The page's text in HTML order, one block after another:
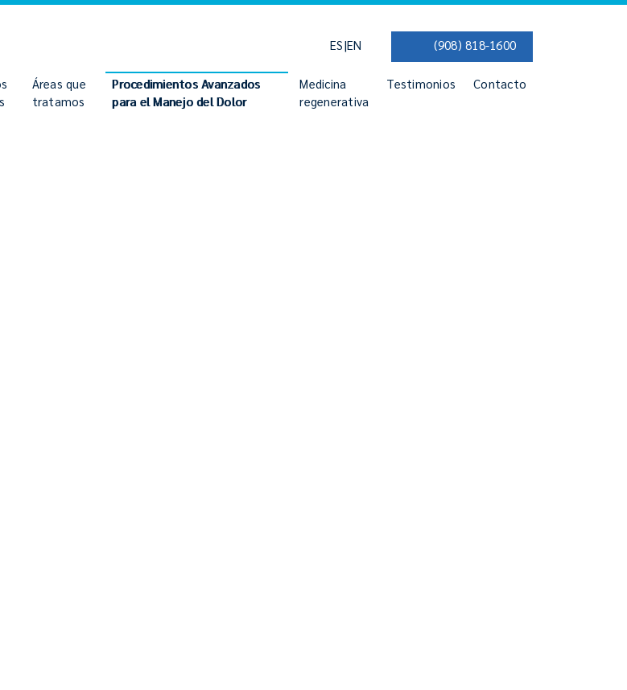
Áreas que
tratamos
Procedimientos Avanzados
para el Manejo del Dolor
Medicina
regenerativa
Testimonios Contacto
ES|EN (908) 818-1600